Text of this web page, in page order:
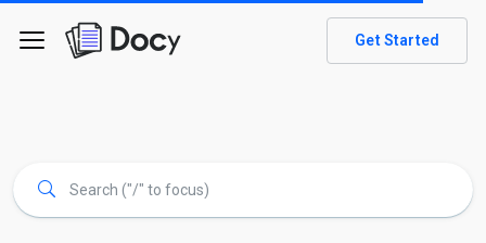
Get Started